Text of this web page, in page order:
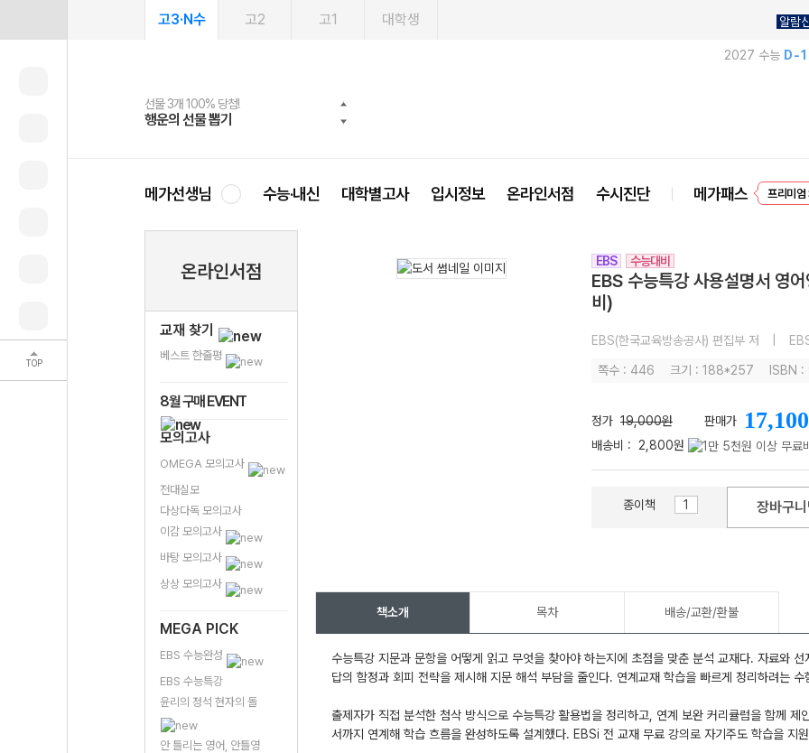
TOP
고3·N수 고2 고1 대학생 알람
2027 수능 D-
선물 3개 100% 당첨!
행운의 선물 뽑기
선물 100% 증정!
메가스터디 X 올리브
여름방학 스터디 캐시백
메가런 썸머스쿨
2027 러셀 단과
강사 공개선발
스마트러닝앱
설문 EVENT
메가패스
3일 무료 체험권
메가패스 수강생 무료혜택!
메가클럽 멤버십
사회공헌 캠페인
희망이룸 메가나눔
메가선생님 수능·내신 대학별고사 입시정보 온라인서점 수시진단 메가패스
프리미
온라인서점
교재 찾기
베스트 한줄평
8월 구매 EVENT
모의고사
OMEGA 모의고사
전대실모
다상다독 모의고사
이감 모의고사
바탕 모의고사
상상 모의고사
MEGA PICK
EBS 수능완성
EBS 수능특강
윤리의 정석 현자의 돌
안 틀리는 영어, 안틀영
EBS 수능대비
EBS 수능특강 사용설명서 영
비)
EBS(한국교육방송공사) 편집부 저
쪽수 : 446 크기 : 188*257 ISBN
정가 19,000원 판매가 17,100
배송비 : 2,800원
종이책 장바구니
책소개 목차 배송/교환/환불
수능특강 지문과 문항을 어떻게 읽고 무엇을 찾아야 하는지에 초점을 맞춘 분석 교재다. 자료와
답의 함정과 회피 전략을 제시해 지문 해석 부담을 줄인다. 연계교재 학습을 빠르게 정리하려는
출제자가 직접 분석한 첨삭 방식으로 수능특강 활용법을 정리하고, 연계 보완 커리큘럼을 함께
서까지 연계해 학습 흐름을 완성하도록 설계했다. EBSi 전 교재 무료 강의로 자기주도 학습을 지